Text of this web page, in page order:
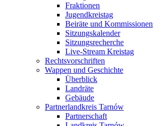
Fraktionen
Jugendkreistag
Beiräte und Kommissionen
Sitzungskalender
Sitzungsrecherche
Live-Stream Kreistag
Rechtsvorschriften
Wappen und Geschichte
Überblick
Landräte
Gebäude
Partnerlandkreis Tarnów
Partnerschaft